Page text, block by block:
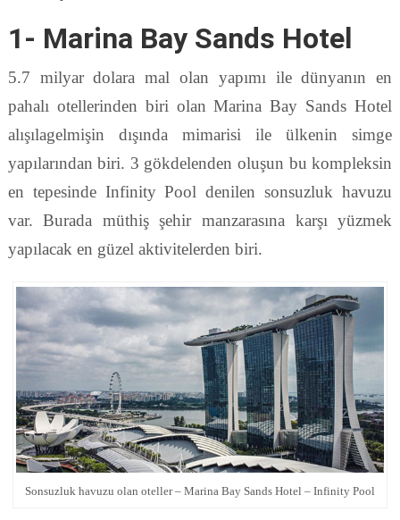
1- Marina Bay Sands Hotel
5.7 milyar dolara mal olan yapımı ile dünyanın en
pahalı otellerinden biri olan Marina Bay Sands Hotel
alışılagelmişin dışında mimarisi ile ülkenin simge
yapılarından biri. 3 gökdelenden oluşun bu kompleksin
en tepesinde Infinity Pool denilen sonsuzluk havuzu
var. Burada müthiş şehir manzarasına karşı yüzmek
yapılacak en güzel aktivitelerden biri.
Sonsuzluk havuzu olan oteller – Marina Bay Sands Hotel – Infinity Pool